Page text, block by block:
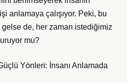
anlamaya çalışıyor. Peki, bu
de, her zaman istediğimiz
mu?
Yönleri: İnsanı Anlamada